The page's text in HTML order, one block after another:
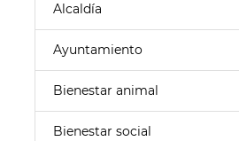
Alcaldía
Ayuntamiento
Bienestar animal
Bienestar social